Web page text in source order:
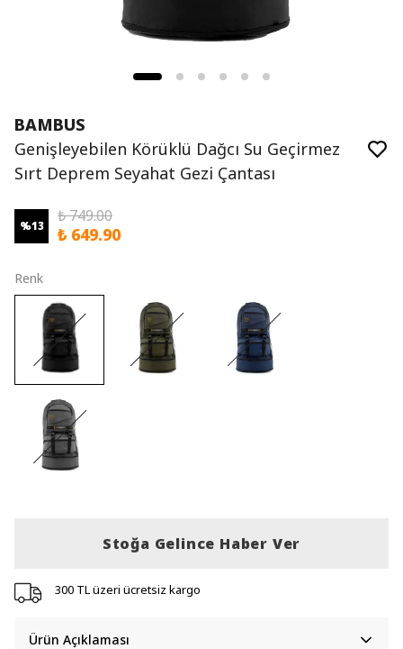
BAMBUS
Genişleyebilen Körüklü Dağcı Su Geçirmez
Sırt Deprem Seyahat Gezi Çantası
%13
₺ 749.00
₺ 649.90
Renk
Stoğa Gelince Haber Ver
300 TL üzeri ücretsiz kargo
Ürün Açıklaması